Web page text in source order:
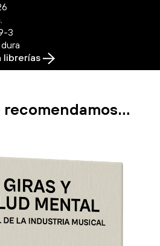
3
librerías
recomendamos…